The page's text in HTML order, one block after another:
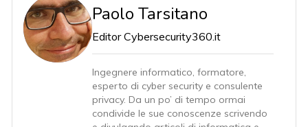
Paolo Tarsitano
Editor Cybersecurity360.it
Ingegnere informatico, formatore,
esperto di cyber security e consulente
privacy. Da un po’ di tempo ormai
condivide le sue conoscenze scrivendo